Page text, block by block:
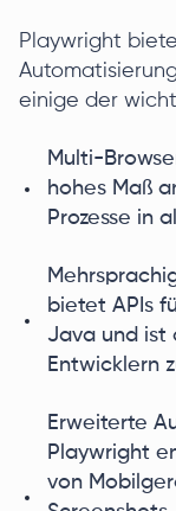
Playwright
einige der
Multi-
hohes Maß
Prozesse in
bietet APIs
Java und ist
Entwicklern
Erweiterte
Playwright
von